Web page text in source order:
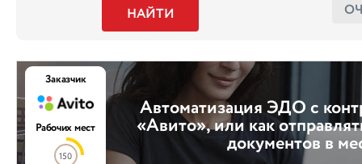
НАЙТИ
Автоматизация ЭДО с
«Авито», или как
документов в
Заказчик
Рабочих мест
150